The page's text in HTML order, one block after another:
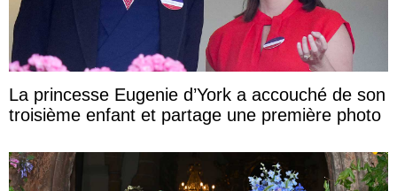
La princesse Eugenie d’York a accouché de son
troisième enfant et partage une première photo